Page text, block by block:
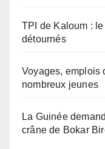
TPI de Kaloum :
détournés
Voyages, emplois
nombreux jeunes
La Guinée
crâne de Bokar